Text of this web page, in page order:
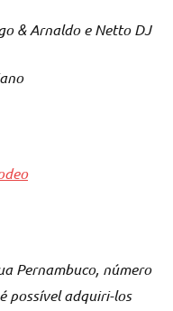
& Arnaldo e Netto DJ
Pernambuco, número
possível adquiri-los